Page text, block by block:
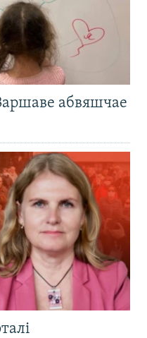
абвяшчае